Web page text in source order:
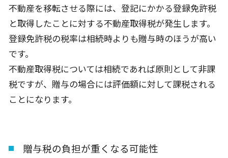
不動産を移転させる際には、登記にかかる登録免許税
と取得したことに対する不動産取得税が発生します。
登録免許税の税率は相続時よりも贈与時のほうが高い
です。
不動産取得税については相続であれば原則として非課
税ですが、贈与の場合には評価額に対して課税される
ことになります。
贈与税の負担が重くなる可能性